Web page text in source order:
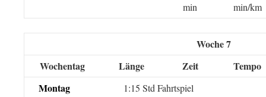
min
min/km
Woche 7
Wochentag
Länge Zeit
Tempo
Montag
1:15 Std Fahrtspiel